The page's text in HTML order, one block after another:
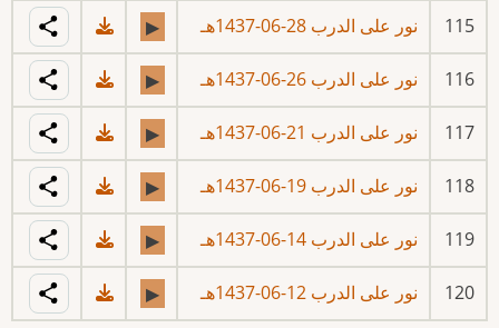
115 نور على الدرب 28-06-1437هـ ▶
116 نور على الدرب 26-06-1437هـ ▶
117 نور على الدرب 21-06-1437هـ ▶
118 نور على الدرب 19-06-1437هـ ▶
119 نور على الدرب 14-06-1437هـ ▶
120 نور على الدرب 12-06-1437هـ ▶